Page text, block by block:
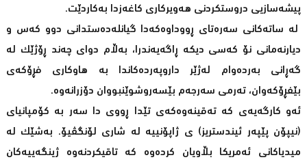
پیشەسازیی دروستکردنی هەویرکاری کاغەزدا بەکاردێت.
لە ساتەکانی سەرەتای ڕووداوەکەدا گیانلەدەستدانی دوو کەس و
دیارنه‌مانی نۆ کەسی دیکە ڕاگەیەندرا، بەڵام دوای چەند ڕۆژێک لە
گەڕانی بەردەوام لەژێر داروپەردەکاندا بە هاوکاری فڕۆکەی
بێفڕۆکەوان، تەرمی سەرجەم بێسەروشوێنبووان دۆزرانەوە.
ئه‌و كارگه‌یه‌ی كه‌ ته‌قینه‌وه‌كه‌ی تێدا ڕووی دا سەر بە کۆمپانیای
(نیپۆن پێپەر ئیندستریز) ی ژاپۆنییە لە شاری لۆنگڤیۆ. به‌شێك له‌
میدیاكانی ئه‌مریكا بڵاویان كرده‌وه‌ كه‌ تاقیکردنەوە ژینگەییەکان